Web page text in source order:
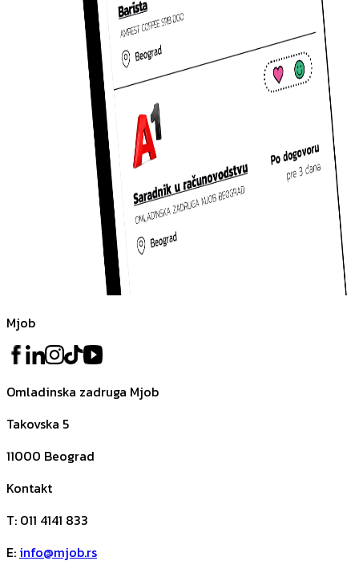
Mjob
Omladinska zadruga Mjob
Takovska 5
11000 Beograd
Kontakt
T: 011 4141 833
E: info@mjob.rs